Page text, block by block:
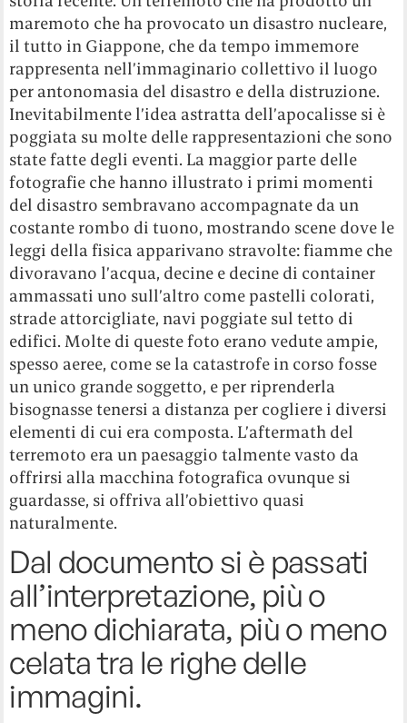
maremoto che ha provocato un disastro nucleare,
il tutto in Giappone, che da tempo immemore
rappresenta nell’immaginario collettivo il luogo
per antonomasia del disastro e della distruzione.
Inevitabilmente l’idea astratta dell’apocalisse si è
poggiata su molte delle rappresentazioni che sono
state fatte degli eventi. La maggior parte delle
fotografie che hanno illustrato i primi momenti
del disastro sembravano accompagnate da un
costante rombo di tuono, mostrando scene dove le
leggi della fisica apparivano stravolte: fiamme che
divoravano l’acqua, decine e decine di container
ammassati uno sull’altro come pastelli colorati,
strade attorcigliate, navi poggiate sul tetto di
edifici. Molte di queste foto erano vedute ampie,
spesso aeree, come se la catastrofe in corso fosse
un unico grande soggetto, e per riprenderla
bisognasse tenersi a distanza per cogliere i diversi
elementi di cui era composta. L’aftermath del
terremoto era un paesaggio talmente vasto da
offrirsi alla macchina fotografica ovunque si
guardasse, si offriva all’obiettivo quasi
naturalmente.
Dal documento si è passati
all’interpretazione, più o
meno dichiarata, più o meno
celata tra le righe delle
immagini.